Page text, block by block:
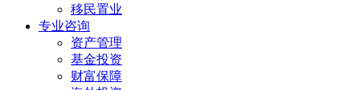
移民置业
专业咨询
资产管理
基金投资
财富保障